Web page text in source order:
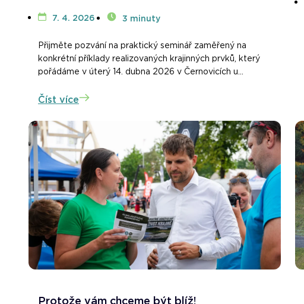
7. 4. 2026 3 minuty
Přijměte pozvání na praktický seminář zaměřený na
konkrétní příklady realizovaných krajinných prvků, který
pořádáme v úterý 14. dubna 2026 v Černovicích u...
Číst více
Protože vám chceme být blíž!